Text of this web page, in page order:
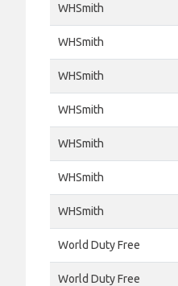
WHSmith
WHSmith
WHSmith
WHSmith
WHSmith
WHSmith
WHSmith
World Duty Free
World Duty Free